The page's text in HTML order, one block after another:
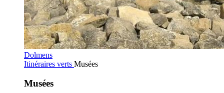
Dolmens
Itinéraires verts Musées
Musées